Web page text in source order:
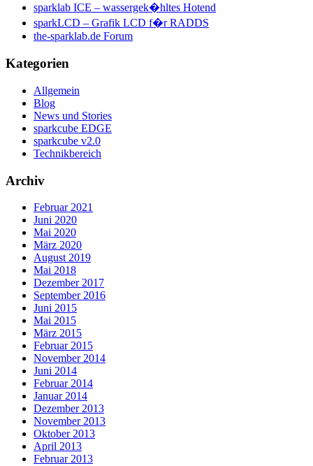
sparklab ICE – wassergek�hltes Hotend
sparkLCD – Grafik LCD f�r RADDS
the-sparklab.de Forum
Kategorien
Allgemein
Blog
News und Stories
sparkcube EDGE
sparkcube v2.0
Technikbereich
Archiv
Februar 2021
Juni 2020
Mai 2020
März 2020
August 2019
Mai 2018
Dezember 2017
September 2016
Juni 2015
Mai 2015
März 2015
Februar 2015
November 2014
Juni 2014
Februar 2014
Januar 2014
Dezember 2013
November 2013
Oktober 2013
April 2013
Februar 2013